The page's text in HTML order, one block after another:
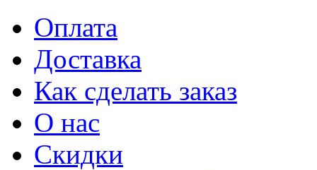
Оплата
Доставка
Как сделать заказ
О нас
Скидки